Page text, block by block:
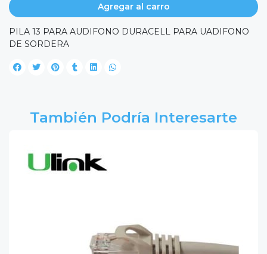
Agregar al carro
PILA 13 PARA AUDIFONO DURACELL PARA UADIFONO
DE SORDERA
También Podría Interesarte